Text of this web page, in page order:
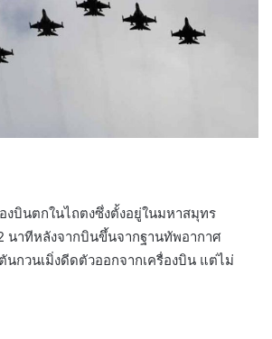
องบินตกในไถตงซึ่งตั้งอยู่ในมหาสมุทร
นาทีหลังจากบินขึ้นจากฐานทัพอากาศ
กวนเมิ่งดีดตัวออกจากเครื่องบิน แต่ไม่